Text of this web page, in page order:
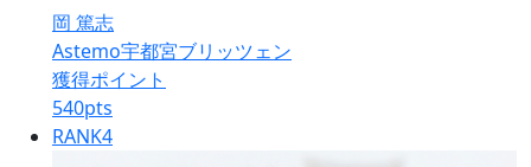
岡 篤志
Astemo宇都宮ブリッツェン
獲得ポイント
540pts
RANK4